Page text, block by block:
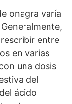
onagra varía
entre
en varias
una dosis
del
ácido